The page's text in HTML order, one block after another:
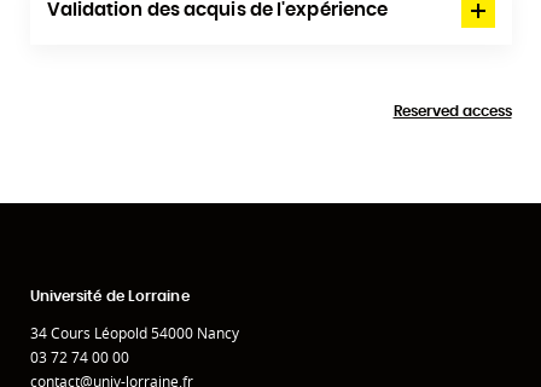
Validation des acquis de l'expérience
Reserved access
Université de Lorraine
34 Cours Léopold 54000 Nancy
03 72 74 00 00
contact@univ-lorraine.fr